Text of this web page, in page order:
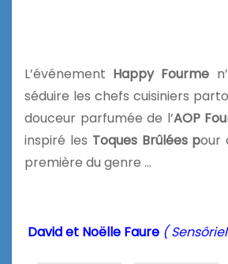
L’événement Happy Fourme
séduire les chefs cuisiniers
douceur parfumée de l’AOP
inspiré les Toques Brûlées pour
première du genre …
David et Noëlle Faure (